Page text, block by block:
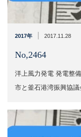
2017年 2017.11.28
No,2464
洋上風力発電 発電整
市と釜石港湾振興協議